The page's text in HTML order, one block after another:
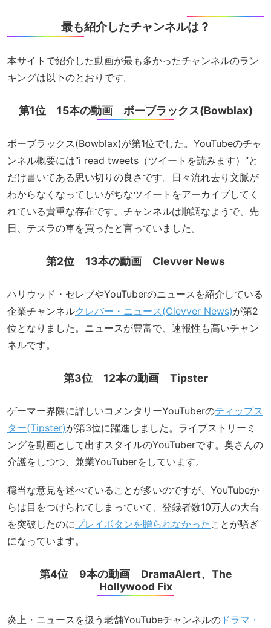
最も紹介したチャンネルは？
本サイトで紹介した動画が最も多かったチャンネルのラン
キングは以下のとおりです。
第1位 15本の動画 ボーブラックス(Bowblax)
ボーブラックス(Bowblax)が第1位でした。YouTubeのチャ
ンネル概要には“i read tweets（ツイートを読みます）”と
だけ書いてある思い切りの良さです。日々流れ去り文脈が
わからなくなってしいがちなツイートをアーカイブしてく
れている貴重な存在です。チャンネルは順調なようで、先
日、テスラの車を買ったと言っていました。
第2位 13本の動画 Clevver News
ハリウッド・セレブやYouTuberのニュースを紹介している
企業チャンネルクレバー・ニュース(Clevver News)が第2
位となりました。ニュースが豊富で、速報性も高いチャン
ネルです。
第3位 12本の動画 Tipster
ゲーマー界隈に詳しいコメンタリーYouTuberのティップス
ター(Tipster)が第3位に躍進しました。ライブストリーミ
ングを動画として出すスタイルのYouTuberです。奥さんの
介護をしつつ、兼業YouTuberをしています。
穏当な意見を述べていることが多いのですが、YouTubeか
らは目をつけられてしまっていて、登録者数10万人の大台
を突破したのにプレイボタンを贈られなかった ことが騒ぎ
になっています。
第4位 9本の動画 DramaAlert、The
Hollywood Fix
炎上・ニュースを扱う老舗YouTubeチャンネルの ドラマ・